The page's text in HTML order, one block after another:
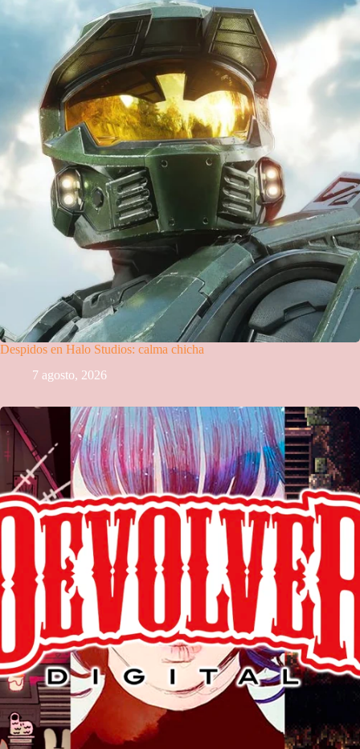
Despidos en Halo Studios: calma chicha
7 agosto, 2026